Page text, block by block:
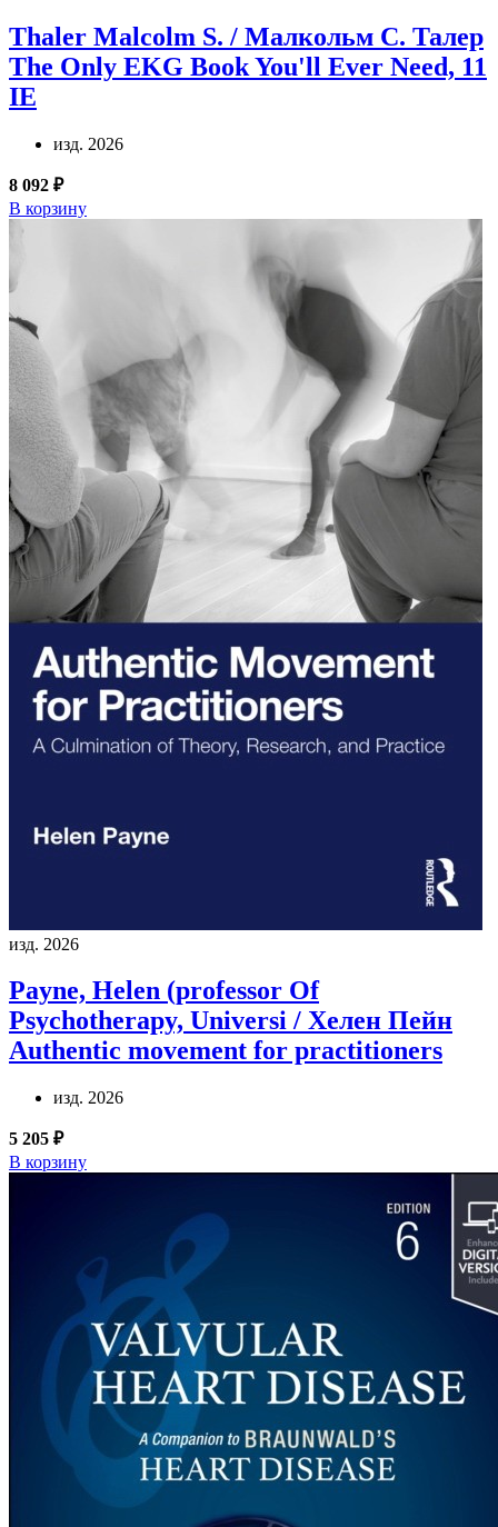
Thaler Malcolm S. / Малкольм С. Талер
The Only EKG Book You'll Ever Need, 11
IE
изд. 2026
8 092 ₽
В корзину
изд. 2026
Payne, Helen (professor Of
Psychotherapy, Universi / Хелен Пейн
Authentic movement for practitioners
изд. 2026
5 205 ₽
В корзину